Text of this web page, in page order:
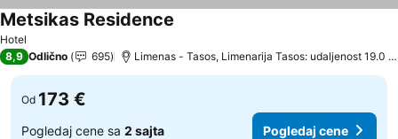
Hotel
Metsikas Residence
8,9 Odlično 695 Limenas - Tasos, Limenarija Tasos: udaljenost 19.0
Od 173 €
Pogledaj cene sa 2 sajta Pogledaj cene